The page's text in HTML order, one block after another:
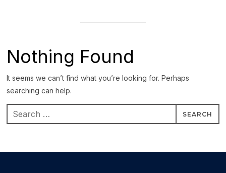
Nothing Found
It seems we can’t find what you’re looking for. Perhaps
searching can help.
Search
for: